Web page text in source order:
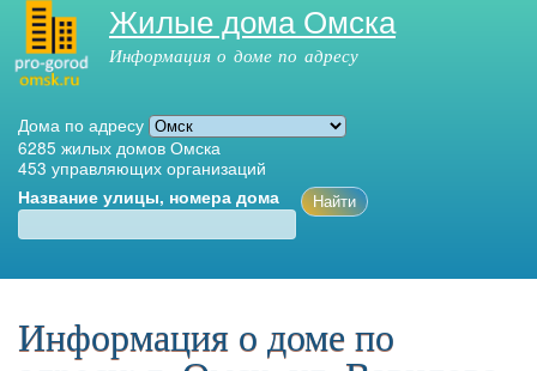
Перейти к
основному
Жилые дома Омска
Информация о доме по адресу
Дома по адресу
6285 жилых домов Омска
453 управляющих организаций
Название улицы, номера дома
Информация о доме по